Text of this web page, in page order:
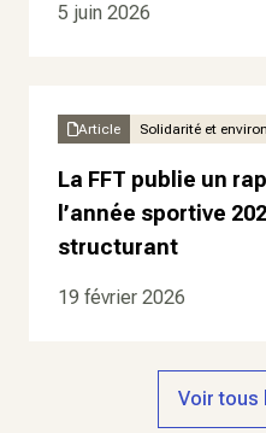
5 juin 2026
Article Solidarité et
La FFT publie un
l’année sportive
structurant
19 février 2026
Voir tous